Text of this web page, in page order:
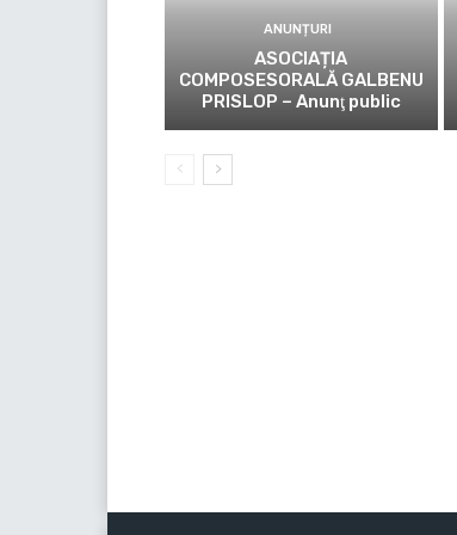
ANUNȚURI
ASOCIAȚIA
COMPOSESORALĂ GALBENU
PRISLOP – Anunţ public